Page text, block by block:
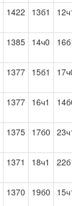
1422 13б1
1385 14ч0
1377 15б1
1377 16ч1
1375 17б0
1371 18ч1
1370 19б0